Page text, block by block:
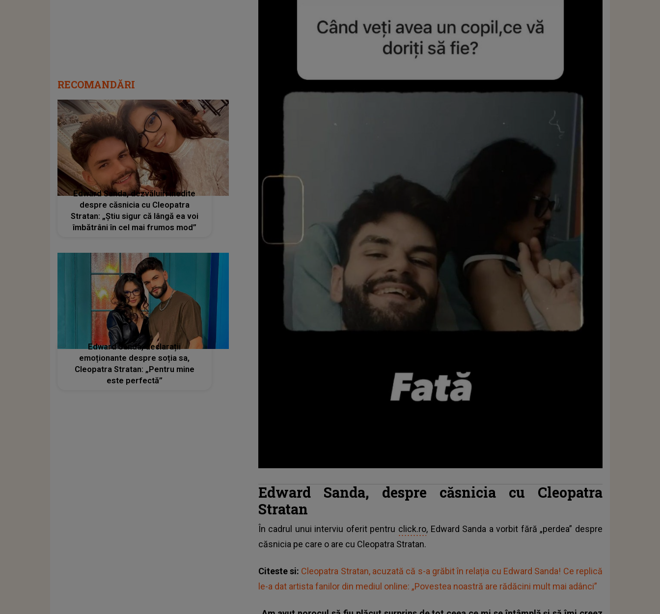
Edward Sanda, despre căsnicia cu Cleopatra
Stratan
În cadrul unui interviu oferit pentru click.ro, Edward Sanda a vorbit fără „perdea” despre
căsnicia pe care o are cu Cleopatra Stratan.
Citeste si: Cleopatra Stratan, acuzată că s-a grăbit în relația cu Edward Sanda! Ce replică
le-a dat artista fanilor din mediul online: „Povestea noastră are rădăcini mult mai adânci”
RECOMANDĂRI
Edward Sanda, dezvăluiri inedite
despre căsnicia cu Cleopatra
Stratan: „Știu sigur că lângă ea voi
îmbătrâni în cel mai frumos mod”
Edward Sanda, declarații
emoționante despre soția sa,
Cleopatra Stratan: „Pentru mine
este perfectă”